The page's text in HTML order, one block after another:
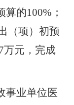
的100%；
（项）初预
万元，完成
事业单位医